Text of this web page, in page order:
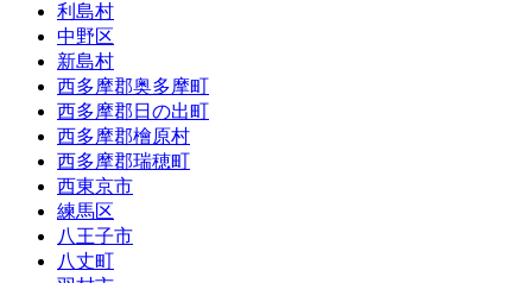
利島村
中野区
新島村
西多摩郡奥多摩町
西多摩郡日の出町
西多摩郡檜原村
西多摩郡瑞穂町
西東京市
練馬区
八王子市
八丈町